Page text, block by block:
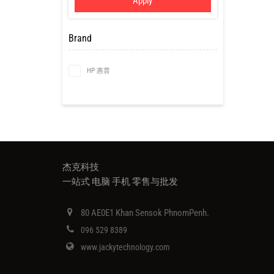
Brand
HP 惠普
杰克科技
一站式 电脑 手机 零售与批发
80 AE0E1 Khan Sensok PhnomPenh.
096 529 8389
www.jackytechnology.com